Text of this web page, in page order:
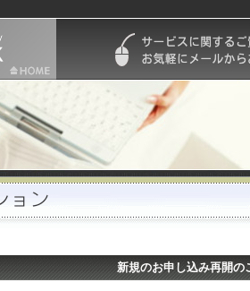
新規のお申し込み再開の